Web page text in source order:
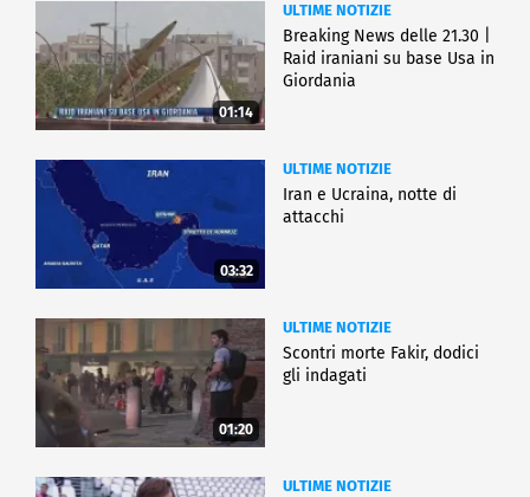
01:14
ULTIME NOTIZIE
Breaking News delle 21.30 |
Raid iraniani su base Usa in
Giordania
03:32
ULTIME NOTIZIE
Iran e Ucraina, notte di
attacchi
01:20
ULTIME NOTIZIE
Scontri morte Fakir, dodici
gli indagati
ULTIME NOTIZIE